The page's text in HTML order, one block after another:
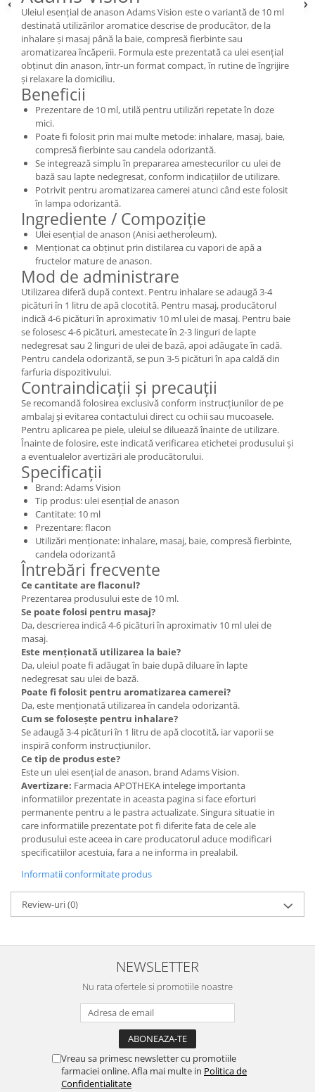
Uleiul esențial de anason Adams Vision este o variantă de 10 ml
destinată utilizărilor aromatice descrise de producător, de la
inhalare și masaj până la baie, compresă fierbinte sau
aromatizarea încăperii. Formula este prezentată ca ulei esențial
obținut din anason, într-un format compact, în rutine de îngrijire
și relaxare la domiciliu.
Beneficii
Prezentare de 10 ml, utilă pentru utilizări repetate în doze
mici.
Poate fi folosit prin mai multe metode: inhalare, masaj, baie,
compresă fierbinte sau candela odorizantă.
Se integrează simplu în prepararea amestecurilor cu ulei de
bază sau lapte nedegresat, conform indicațiilor de utilizare.
Potrivit pentru aromatizarea camerei atunci când este folosit
în lampa odorizantă.
Ingrediente / Compoziție
Ulei esențial de anason (Anisi aetheroleum).
Menționat ca obținut prin distilarea cu vapori de apă a
fructelor mature de anason.
Mod de administrare
Utilizarea diferă după context. Pentru inhalare se adaugă 3-4
picături în 1 litru de apă clocotită. Pentru masaj, producătorul
indică 4-6 picături în aproximativ 10 ml ulei de masaj. Pentru baie
se folosesc 4-6 picături, amestecate în 2-3 linguri de lapte
nedegresat sau 2 linguri de ulei de bază, apoi adăugate în cadă.
Pentru candela odorizantă, se pun 3-5 picături în apa caldă din
farfuria dispozitivului.
Contraindicații și precauții
Se recomandă folosirea exclusivă conform instrucțiunilor de pe
ambalaj și evitarea contactului direct cu ochii sau mucoasele.
Pentru aplicarea pe piele, uleiul se diluează înainte de utilizare.
Înainte de folosire, este indicată verificarea etichetei produsului și
a eventualelor avertizări ale producătorului.
Specificații
Brand: Adams Vision
Tip produs: ulei esențial de anason
Cantitate: 10 ml
Prezentare: flacon
Utilizări menționate: inhalare, masaj, baie, compresă fierbinte,
candela odorizantă
Întrebări frecvente
Ce cantitate are flaconul?
Prezentarea produsului este de 10 ml.
Se poate folosi pentru masaj?
Da, descrierea indică 4-6 picături în aproximativ 10 ml ulei de
masaj.
Este menționată utilizarea la baie?
Da, uleiul poate fi adăugat în baie după diluare în lapte
nedegresat sau ulei de bază.
Poate fi folosit pentru aromatizarea camerei?
Da, este menționată utilizarea în candela odorizantă.
Cum se folosește pentru inhalare?
Se adaugă 3-4 picături în 1 litru de apă clocotită, iar vaporii se
inspiră conform instrucțiunilor.
Ce tip de produs este?
Este un ulei esențial de anason, brand Adams Vision.
Avertizare: Farmacia APOTHEKA intelege importanta
informatiilor prezentate in aceasta pagina si face eforturi
permanente pentru a le pastra actualizate. Singura situatie in
care informatiile prezentate pot fi diferite fata de cele ale
produsului este aceea in care producatorul aduce modificari
specificatiilor acestuia, fara a ne informa in prealabil.
Informatii conformitate produs
Review-uri(0)
NEWSLETTER
Nu rata ofertele si promotiile noastre
Vreau sa primesc newsletter cu promotiile
farmaciei online. Afla mai multe in Politica de
Confidentialitate